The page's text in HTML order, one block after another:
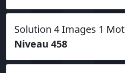
Solution 4 Images 1 Mot
Niveau 458